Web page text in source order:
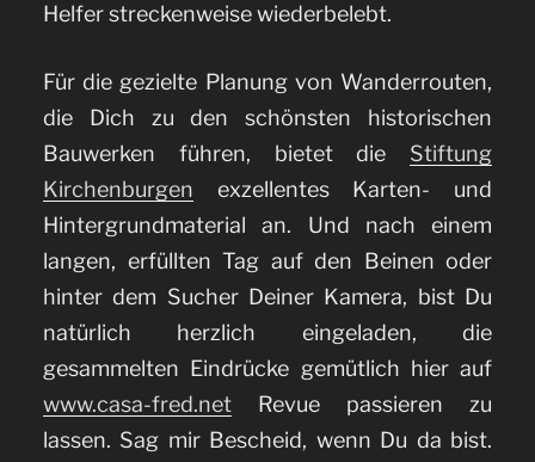
Helfer streckenweise wiederbelebt.
Für die gezielte Planung von Wanderrouten,
die Dich zu den schönsten historischen
Bauwerken führen, bietet die Stiftung
Kirchenburgen exzellentes Karten- und
Hintergrundmaterial an. Und nach einem
langen, erfüllten Tag auf den Beinen oder
hinter dem Sucher Deiner Kamera, bist Du
natürlich herzlich eingeladen, die
gesammelten Eindrücke gemütlich hier auf
www.casa-fred.net Revue passieren zu
lassen. Sag mir Bescheid, wenn Du da bist.